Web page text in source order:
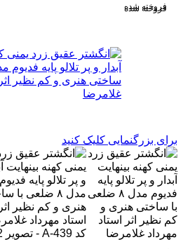
فروخته شده
فروخته شده
برای بزرگنمایی کلیک کنید